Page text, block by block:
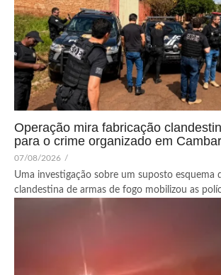
Operação mira fabricação
para o crime organizado em
07/08/2026 /
Uma investigação sobre um suposto esquema
clandestina de armas de fogo mobilizou as